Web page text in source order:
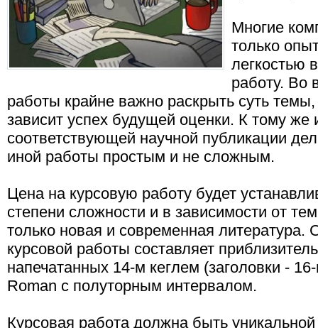
Многие
только
легкостью
работу. Во
работы крайне важно раскрыть суть
зависит успех будущей оценки. К тому же
соответствующей научной публикации
иной работы простым и не сложным.
Цена на курсовую работу будет
степени сложности и в зависимости от
только новая и современная
курсовой работы составляет
напечатанных 14-м кеглем (заголовки -
Roman с полуторным интервалом.
Курсовая работа должна быть